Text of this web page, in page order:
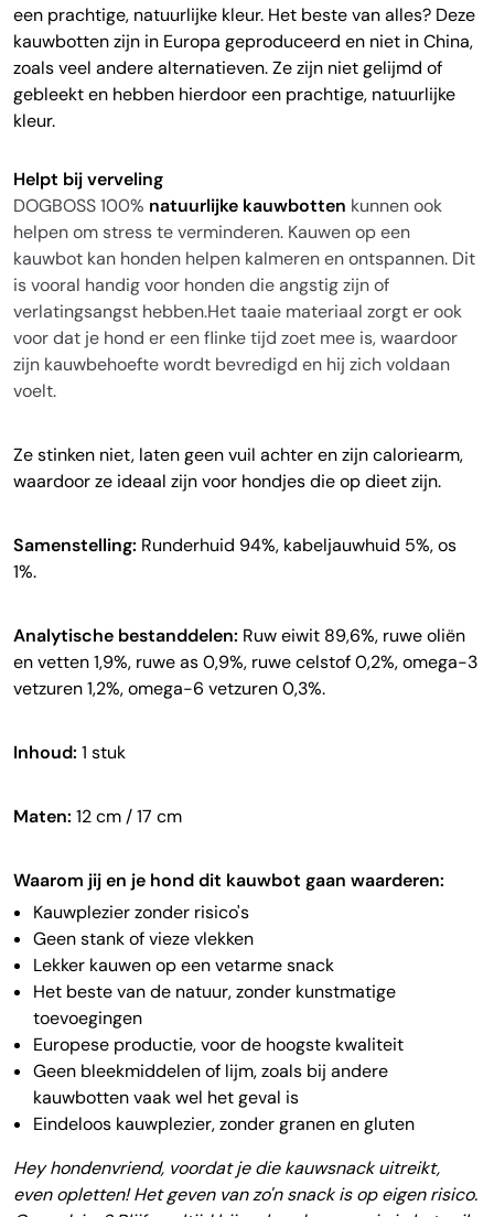
een prachtige, natuurlijke kleur. Het beste van alles? Deze
kauwbotten zijn in Europa geproduceerd en niet in China,
zoals veel andere alternatieven. Ze zijn niet gelijmd of
gebleekt en hebben hierdoor een prachtige, natuurlijke
kleur.
Helpt bij verveling
DOGBOSS 100% natuurlijke kauwbotten kunnen ook
helpen om stress te verminderen. Kauwen op een
kauwbot kan honden helpen kalmeren en ontspannen. Dit
is vooral handig voor honden die angstig zijn of
verlatingsangst hebben.Het taaie materiaal zorgt er ook
voor dat je hond er een flinke tijd zoet mee is, waardoor
zijn kauwbehoefte wordt bevredigd en hij zich voldaan
voelt.
Ze stinken niet, laten geen vuil achter en zijn caloriearm,
waardoor ze ideaal zijn voor hondjes die op dieet zijn.
Samenstelling: Runderhuid 94%, kabeljauwhuid 5%, os
1%.
Analytische bestanddelen: Ruw eiwit 89,6%, ruwe oliën
en vetten 1,9%, ruwe as 0,9%, ruwe celstof 0,2%, omega-3
vetzuren 1,2%, omega-6 vetzuren 0,3%.
Inhoud: 1 stuk
Maten: 12 cm / 17 cm
Waarom jij en je hond dit kauwbot gaan waarderen:
Kauwplezier zonder risico's
Geen stank of vieze vlekken
Lekker kauwen op een vetarme snack
Het beste van de natuur, zonder kunstmatige
toevoegingen
Europese productie, voor de hoogste kwaliteit
Geen bleekmiddelen of lijm, zoals bij andere
kauwbotten vaak wel het geval is
Eindeloos kauwplezier, zonder granen en gluten
Hey hondenvriend, voordat je die kauwsnack uitreikt,
even opletten! Het geven van zo'n snack is op eigen risico.